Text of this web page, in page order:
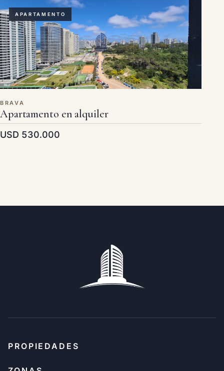
APARTAMENTO
BRAVA
Apartamento en alquiler
USD 530.000
PROPIEDADES